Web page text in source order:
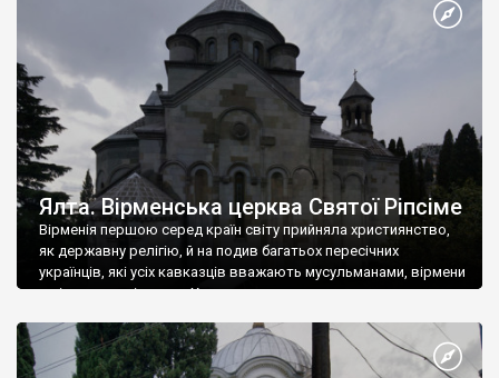
А потім було Хрещення Русі. На честь Херсонесу Таврійського
Ялта. Вірменська церква Святої Ріпсіме
Вірменія першою серед країн світу прийняла християнство,
як державну релігію, й на подив багатьох пересічних
українців, які усіх кавказців вважають мусульманами, вірмени
є відданими вірянами Христа